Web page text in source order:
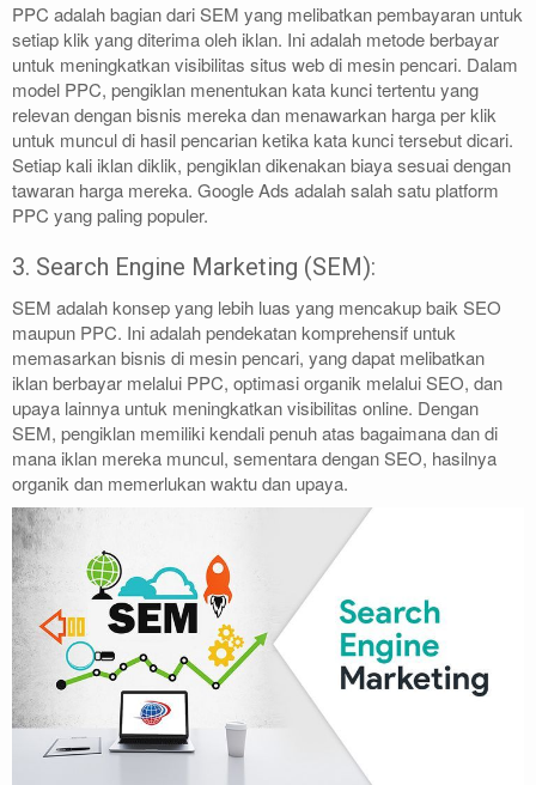
PPC adalah bagian dari SEM yang melibatkan pembayaran untuk
setiap klik yang diterima oleh iklan. Ini adalah metode berbayar
untuk meningkatkan visibilitas situs web di mesin pencari. Dalam
model PPC, pengiklan menentukan kata kunci tertentu yang
relevan dengan bisnis mereka dan menawarkan harga per klik
untuk muncul di hasil pencarian ketika kata kunci tersebut dicari.
Setiap kali iklan diklik, pengiklan dikenakan biaya sesuai dengan
tawaran harga mereka. Google Ads adalah salah satu platform
PPC yang paling populer.
3. Search Engine Marketing (SEM):
SEM adalah konsep yang lebih luas yang mencakup baik SEO
maupun PPC. Ini adalah pendekatan komprehensif untuk
memasarkan bisnis di mesin pencari, yang dapat melibatkan
iklan berbayar melalui PPC, optimasi organik melalui SEO, dan
upaya lainnya untuk meningkatkan visibilitas online. Dengan
SEM, pengiklan memiliki kendali penuh atas bagaimana dan di
mana iklan mereka muncul, sementara dengan SEO, hasilnya
organik dan memerlukan waktu dan upaya.